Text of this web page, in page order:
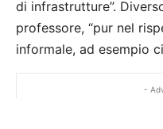
di infrastrutture”.
professore, “pur nel
informale, ad esempio
-